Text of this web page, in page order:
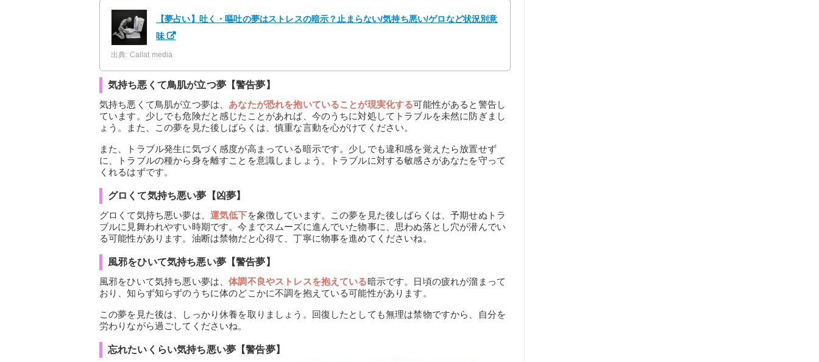
【夢占い】吐く・嘔吐の夢はストレスの暗示？止まらない/気持ち悪い/ゲロなど状況別意
味
出典: Callat media
気持ち悪くて鳥肌が立つ夢【警告夢】
気持ち悪くて鳥肌が立つ夢は、 あなたが恐れを抱いていることが現実化する可能性があると警告し
ています。少しでも危険だと感じたことがあれば、今のうちに対処してトラブルを未然に防ぎまし
ょう。また、この夢を見た後しばらくは、慎重な言動を心がけてください。
また、トラブル発生に気づく感度が高まっている暗示です。少しでも違和感を覚えたら放置せず
に、トラブルの種から身を離すことを意識しましょう。トラブルに対する敏感さがあなたを守って
くれるはずです。
グロくて気持ち悪い夢【凶夢】
グロくて気持ち悪い夢は、 運気低下を象徴しています。この夢を見た後しばらくは、予期せぬトラ
ブルに見舞われやすい時期です。今までスムーズに進んでいた物事に、思わぬ落とし穴が潜んでい
る可能性があります。油断は禁物だと心得て、丁寧に物事を進めてくださいね。
風邪をひいて気持ち悪い夢【警告夢】
風邪をひいて気持ち悪い夢は、体調不良やストレスを抱えている暗示です。日頃の疲れが溜まって
おり、知らず知らずのうちに体のどこかに不調を抱えている可能性があります。
この夢を見た後は、しっかり休養を取りましょう。回復したとしても無理は禁物ですから、自分を
労わりながら過ごしてくださいね。
忘れたいくらい気持ち悪い夢【警告夢】